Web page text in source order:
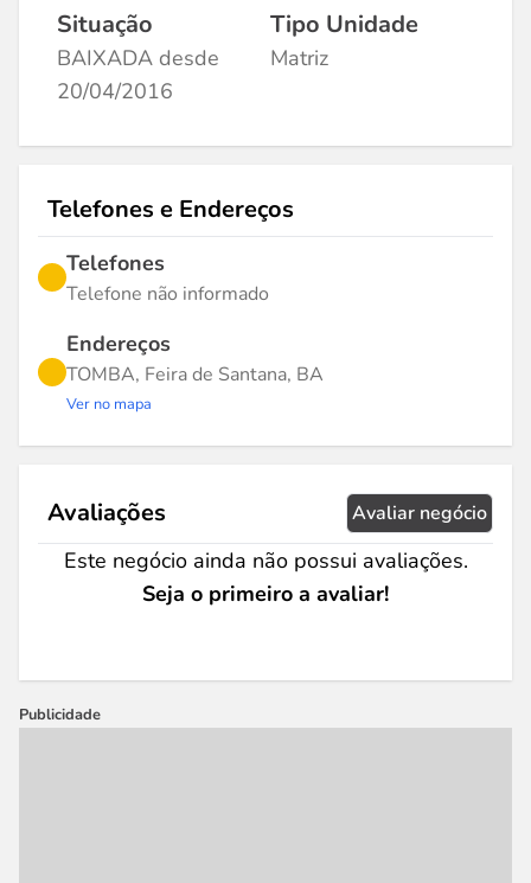
Situação
BAIXADA desde
20/04/2016
Tipo Unidade
Matriz
Telefones e Endereços
Telefones
Telefone não informado
Endereços
TOMBA, Feira de Santana, BA
Ver no mapa
Avaliações Avaliar negócio
Este negócio ainda não possui avaliações.
Seja o primeiro a avaliar!
Publicidade